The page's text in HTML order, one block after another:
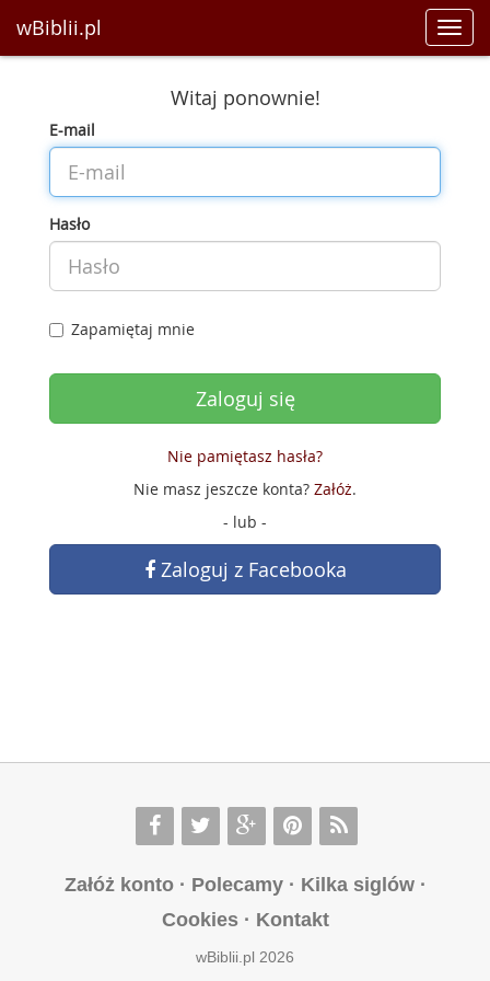
wBiblii.pl
Witaj ponownie!
E-mail
Hasło
Zapamiętaj mnie
Nie pamiętasz hasła?
Nie masz jeszcze konta? Załóż.
- lub -
Zaloguj z Facebooka
Załóż konto· Polecamy· Kilka siglów·
Cookies· Kontakt
wBiblii.pl 2026